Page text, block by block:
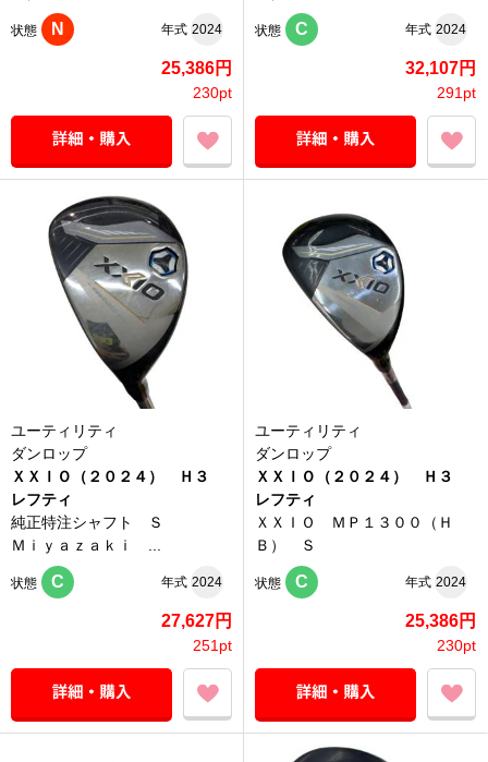
状態 N 年式 2024
25,386円
230pt
状態 C 年式 2024
32,107円
291pt
ユーティリティ
ダンロップ
ＸＸＩＯ（２０２４） Ｈ３
レフティ
純正特注シャフト Ｓ
Ｍｉｙａｚａｋｉ ...
状態 C 年式 2024
27,627円
251pt
ユーティリティ
ダンロップ
ＸＸＩＯ（２０２４） Ｈ３
レフティ
ＸＸＩＯ ＭＰ１３００（Ｈ
Ｂ） Ｓ
状態 C 年式 2024
25,386円
230pt